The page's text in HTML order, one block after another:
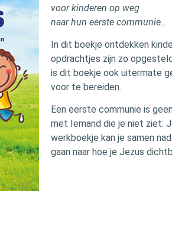
voor kinderen op weg
naar hun eerste communie…
In dit boekje ontdekken
opdrachtjes zijn zo
is dit boekje ook uitermate
voor te bereiden.
Een eerste communie is
met Iemand die je niet ziet:
werkboekje kan je samen
gaan naar hoe je Jezus